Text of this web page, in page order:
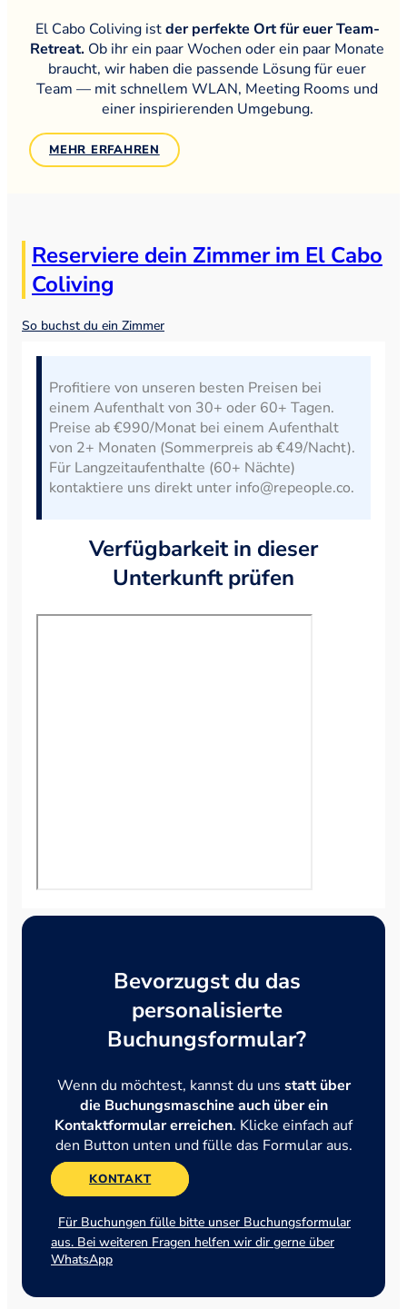
El Cabo Coliving istder perfekte Ort für euer Team-
Retreat. Ob ihr ein paar Wochen oder ein paar Monate
braucht, wir haben die passende Lösung für euer
Team — mit schnellem WLAN, Meeting Rooms und
einer inspirierenden Umgebung.
MEHR ERFAHREN
Reserviere dein Zimmer im El Cabo
Coliving
So buchst du ein Zimmer
Profitiere von unseren besten Preisen bei
einem Aufenthalt von 30+ oder 60+ Tagen.
Preise ab €990/Monat bei einem Aufenthalt
von 2+ Monaten (Sommerpreis ab €49/Nacht).
Für Langzeitaufenthalte (60+ Nächte)
kontaktiere uns direkt unter info@repeople.co.
Verfügbarkeit in dieser
Unterkunft prüfen
Bevorzugst du das
personalisierte
Buchungsformular?
Wenn du möchtest, kannst du uns statt über
die Buchungsmaschine auch über ein
Kontaktformular erreichen. Klicke einfach auf
den Button unten und fülle das Formular aus.
KONTAKT
Für Buchungen fülle bitte unser Buchungsformular
aus. Bei weiteren Fragen helfen wir dir gerne über
WhatsApp